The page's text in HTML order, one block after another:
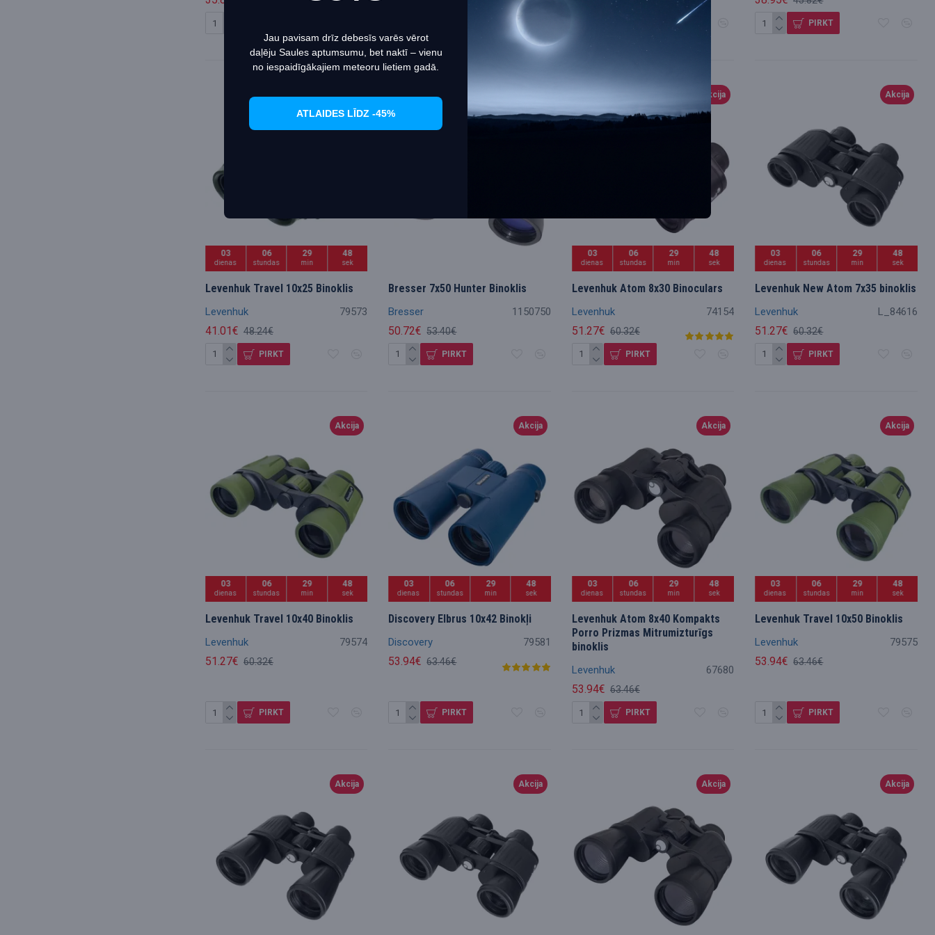
PIRKT
Akcija
03
dienas
06
stundas
29
min
47
sek
Levenhuk 79573
Levenhuk Travel 10x25 Binoklis
41.01€ 48.24€
PIRKT
Bresser 1150750
Bresser 7x50 Hunter Binoklis
50.72€ 53.40€
PIRKT
Akcija
03
dienas
06
stundas
29
min
47
sek
Levenhuk 74154
Levenhuk Atom 8x30 Binoculars
51.27€ 60.32€
PIRKT
Akcija
03
dienas
06
stundas
29
min
47
sek
Levenhuk L_84616
Levenhuk New Atom 7x35 binoklis
51.27€ 60.32€
PIRKT
Akcija
03
dienas
06
stundas
29
min
47
sek
Levenhuk 79574
Levenhuk Travel 10x40 Binoklis
51.27€ 60.32€
PIRKT
Akcija
03
dienas
06
stundas
29
min
47
sek
Discovery 79581
Discovery Elbrus 10x42 Binokļi
53.94€ 63.46€
PIRKT
Akcija
03
dienas
06
stundas
29
min
47
sek
Levenhuk 67680
Levenhuk Atom 8x40 Kompakts
Porro Prizmas Mitrumizturīgs
binoklis
53.94€ 63.46€
PIRKT
Akcija
03
dienas
06
stundas
29
min
47
sek
Levenhuk 79575
Levenhuk Travel 10x50 Binoklis
53.94€ 63.46€
PIRKT
Akcija Akcija Akcija Akcija
Jau pavisam drīz debesīs varēs vērot
daļēju Saules aptumsumu, bet naktī – vienu
no iespaidīgākajiem meteoru lietiem gadā.
ATLAIDES LĪDZ -45%